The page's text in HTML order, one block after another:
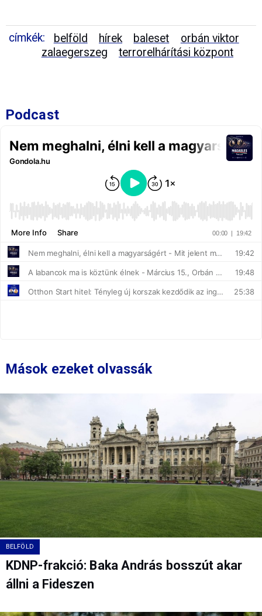
címkék: belföld hírek baleset
orbán viktor
zalaegerszeg
terrorelhárítási központ
Podcast
Mások ezeket olvassák
BELFÖLD
KDNP-frakció: Baka András bosszút akar
állni a Fideszen